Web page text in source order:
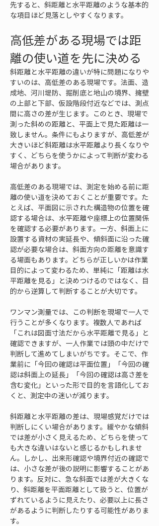
先すると、斜距離と水平距離のような基本的
な項目ほど見落としやすくなります。
高低差がある現場では距
離の使い道を先に決める
斜距離と水平距離の違いが特に問題になりや
すいのは、高低差のある現場です。法面、造
成地、河川堤防、掘削底と地山の境界、擁壁
の上部と下部、仮設階段付近などでは、測点
間に高さの差が生じます。このとき、現場で
測った斜めの距離と、平面上で見た距離は一
致しません。条件にもよりますが、高低差が
大きいほど斜距離は水平距離より長くなりや
すく、どちらを使うかによって判断が変わる
場合があります。
高低差のある現場では、測定を始める前に距
離の使い道を決めておくことが重要です。た
とえば、平面図に示された構造物の位置を確
認する場合は、水平距離や座標上の位置関係
を確認する必要があります。一方、斜面上に
設置する資材の実延長や、傾斜面に沿った確
認が必要な場合は、斜面方向の距離を意識す
る場面もあります。どちらが正しいかは作業
目的によって変わるため、単純に「距離は水
平距離を見る」と決めつけるのではなく、目
的から逆算して判断することが大切です。
ワンマン測量では、この判断を現場で一人で
行うことが多くなります。複数人であれば
「これは図面寸法だから水平距離で見る」と
確認できますが、一人作業では頭の中だけで
判断して進めてしまいがちです。そこで、作
業前に「今回の確認は平面位置」「今回の確
認は斜面上の延長」「今回の確認は高さ差を
含む変化」といった形で目的を言語化してお
くと、測定中の迷いが減ります。
斜距離と水平距離の差は、現場感覚だけでは
判断しにくい場合があります。緩やかな傾斜
では差が小さく見えるため、どちらを使って
も大きな違いはないと感じるかもしれませ
ん。しかし、出来形確認や境界付近の確認で
は、小さな差が後の説明に影響することがあ
ります。反対に、急な斜面では差が大きくな
り、斜距離を平面距離として扱うと、位置が
ずれているように見えたり、必要以上に長さ
があるように判断したりする可能性がありま
す。